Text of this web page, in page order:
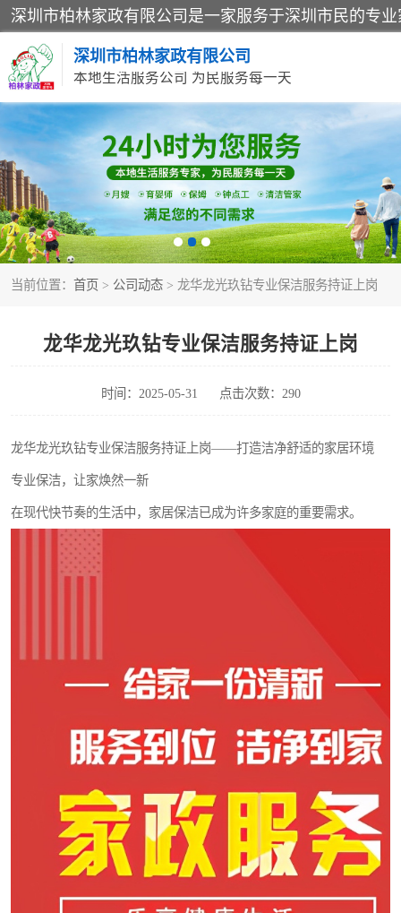
深圳市柏林家政有限公司
本地生活服务公司 为民服务每一天
当前位置： 首页 > 公司动态 > 龙华龙光玖钻专业保洁服务持证上岗
龙华龙光玖钻专业保洁服务持证上岗
时间：2025-05-31 点击次数：290
龙华龙光玖钻专业保洁服务持证上岗——打造洁净舒适的家居环境
专业保洁，让家焕然一新
在现代快节奏的生活中，家居保洁已成为许多家庭的重要需求。
家居保洁
家庭保姆